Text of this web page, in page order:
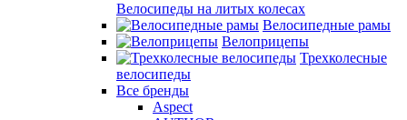
Велосипеды на литых колесах
Велосипедные рамы
Велоприцепы
Трехколесные
велосипеды
Все бренды
Aspect